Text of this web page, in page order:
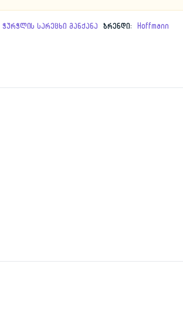
1,799.00 ₾.
879.00 ₾.
ჭურჭლის სარეცხი მანქანა ბრენდი: Hoffmann